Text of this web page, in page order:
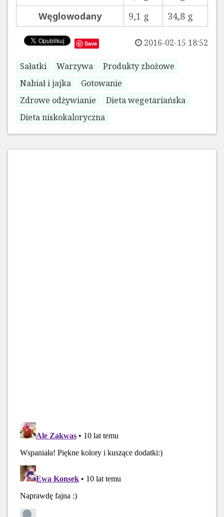
Węglowodany
9,1 g 34,8 g
2016-02-15 18:52
Save
Sałatki Warzywa
Produkty zbożowe
Nabiał i jajka
Gotowanie
Zdrowe odżywianie
Dieta wegetariańska
Dieta niskokaloryczna